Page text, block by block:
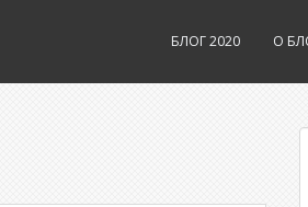
БЛОГ 2020 О